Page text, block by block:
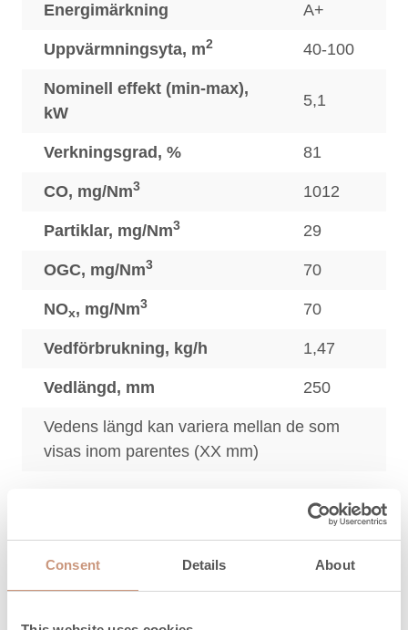
Consent Details About
Energimärkning A+
Uppvärmningsyta, m2 40-100
Nominell effekt (min-max),
kW
5,1
Verkningsgrad, % 81
CO, mg/Nm3 1012
Partiklar, mg/Nm3 29
OGC, mg/Nm3 70
NOx, mg/Nm3 70
Vedförbrukning, kg/h 1,47
Vedlängd, mm 250
Vedens längd kan variera mellan de som
visas inom parentes (XX mm)
Skyddsavstånd